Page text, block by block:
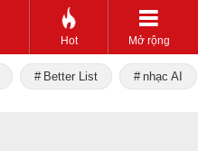
Hot Mở rộng
Better List nhạc AI